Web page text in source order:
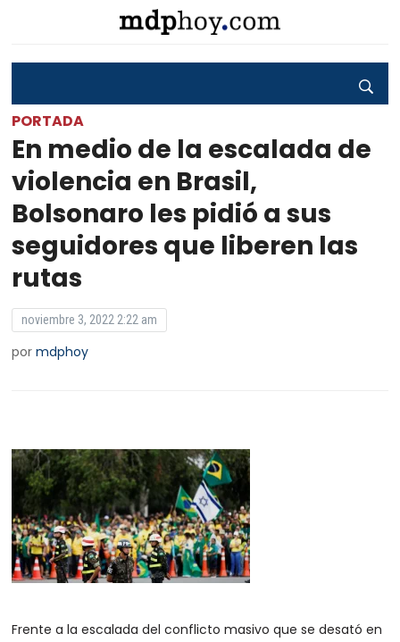
PORTADA
En medio de la escalada de
violencia en Brasil,
Bolsonaro les pidió a sus
seguidores que liberen las
rutas
noviembre 3, 2022 2:22 am
pormdphoy
Frente a la escalada del conflicto masivo que se desató en